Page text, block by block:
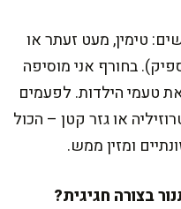
טימין, מעט זעתר או
בחורף אני מוסיפה
את טעמי הילדות. לפעמים
או גזר קטן – הכול
ומזין ממש.